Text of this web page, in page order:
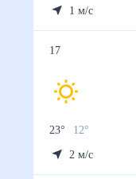
1 м/с
17
23° 12°
2 м/с